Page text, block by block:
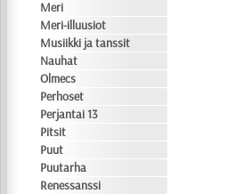
Meri
Meri-illuusiot
Musiikki ja tanssit
Nauhat
Olmecs
Perhoset
Perjantai 13
Pitsit
Puut
Puutarha
Renessanssi